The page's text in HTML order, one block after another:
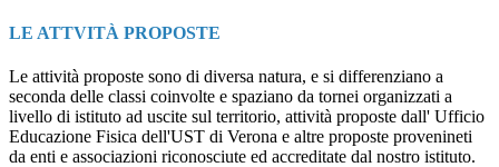
LE ATTVITÀ PROPOSTE
Le attività proposte sono di diversa natura, e si differenziano a
seconda delle classi coinvolte e spaziano da tornei organizzati a
livello di istituto ad uscite sul territorio, attività proposte dall' Ufficio
Educazione Fisica dell'UST di Verona e altre proposte provenineti
da enti e associazioni riconosciute ed accreditate dal nostro istituto.